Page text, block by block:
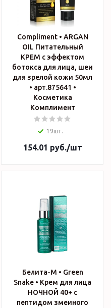
Compliment • ARGAN
OIL Питательный
КРЕМ с эффектом
ботокса для лица, шеи
для зрелой кожи 50мл
• арт.875641 •
Косметика
Комплимент
19шт.
154.01 руб./шт
Белита-М • Green
Snake • Крем для лица
НОЧНОЙ 40+ с
пептидом змеиного